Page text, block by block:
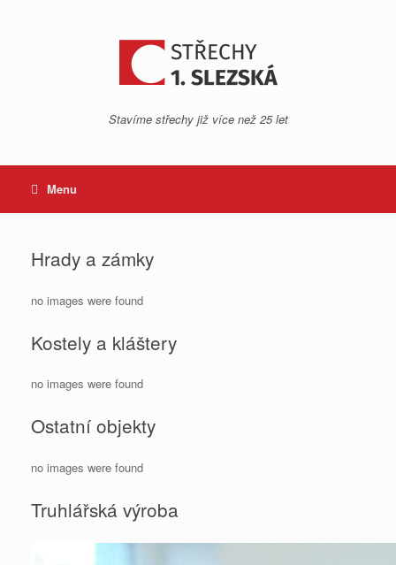
Stavíme střechy již více než 25 let
Menu
Hrady a zámky
no images were found
Kostely a kláštery
no images were found
Ostatní objekty
no images were found
Truhlářská výroba